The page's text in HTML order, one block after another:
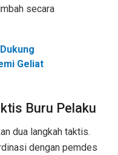
secara
Geliat
Buru Pelaku
dua langkah taktis.
dengan pemdes